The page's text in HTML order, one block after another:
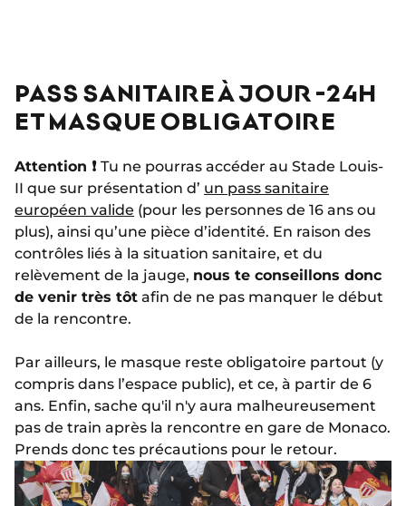
PASS SANITAIRE À JOUR -24H
ET MASQUE OBLIGATOIRE
Attention ❗ Tu ne pourras accéder au Stade Louis-
II que sur présentation d’ un pass sanitaire
européen valide (pour les personnes de 16 ans ou
plus), ainsi qu’une pièce d’identité. En raison des
contrôles liés à la situation sanitaire, et du
relèvement de la jauge, nous te conseillons donc
de venir très tôt afin de ne pas manquer le début
de la rencontre.
Par ailleurs, le masque reste obligatoire partout (y
compris dans l’espace public), et ce, à partir de 6
ans. Enfin, sache qu'il n'y aura malheureusement
pas de train après la rencontre en gare de Monaco.
Prends donc tes précautions pour le retour.